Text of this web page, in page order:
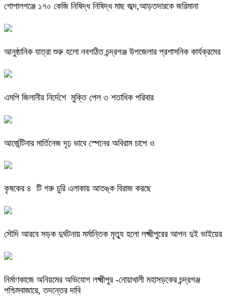
গোপালগঞ্জে ১৭০ কেজি নিষিদ্ধ নিষিদ্ধ মাছ জব্দ,আড়তদারকে জরিমানা
আনুষ্ঠানিক যাত্রা শুরু হলো নবগঠিত চন্দ্রগঞ্জ উপজেলার প্রশাসনিক কার্যক্রমের
এমপি জিলানীর নির্দেশে মুক্তি পেল ৩ শতাধিক পরিবার
আর্জেন্টিনার মার্তিনেজ দৃঢ় ভাবে স্পেনের অবিরাম চাপে ও
কৃষকের ৪ টি গরু চুরি এলাকায় আতঙ্ক বিরাজ করছে
সৌদি আরবে সড়ক দুর্ঘটনায় মর্মান্তিক মৃত্যু হলো লক্ষ্মীপুরের আপন দুই ভাইয়ের
নির্মাণকাজে অনিয়মের অভিযোগ লক্ষ্মীপুর -নোয়াখালী মহাসড়কের চন্দ্রগঞ্জ
পশ্চিমবাজারে, তদন্তের দাবি